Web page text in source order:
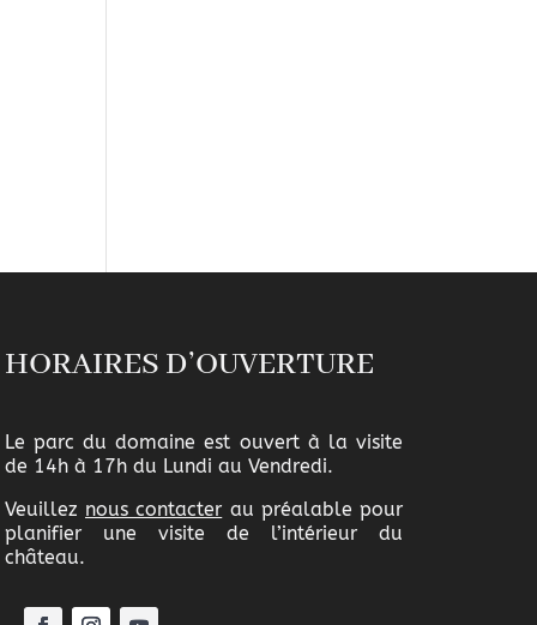
HORAIRES D’OUVERTURE
Le parc du domaine est ouvert à la visite
de 14h à 17h du Lundi au Vendredi.
Veuillez nous contacter au préalable pour
planifier une visite de l’intérieur du
château.